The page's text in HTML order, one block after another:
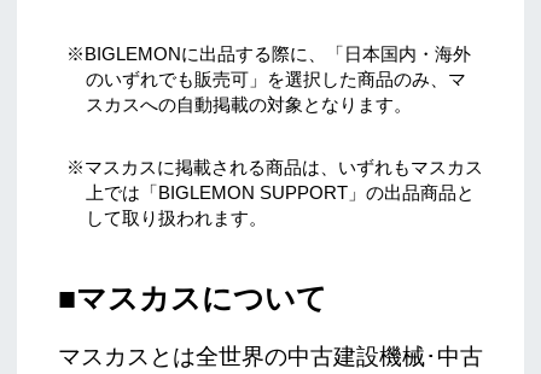
※BIGLEMONに出品する際に、「日本国内・海外
のいずれでも販売可」を選択した商品のみ、マ
スカスへの自動掲載の対象となります。
※マスカスに掲載される商品は、いずれもマスカス
上では「BIGLEMON SUPPORT」の出品商品と
して取り扱われます。
■マスカスについて
マスカスとは全世界の中古建設機械･中古